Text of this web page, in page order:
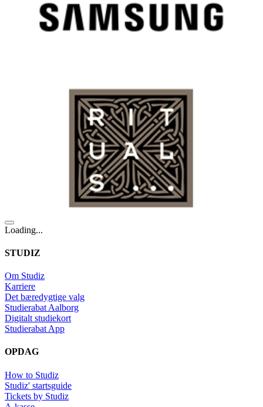
Loading...
STUDIZ
Om Studiz
Karriere
Det bæredygtige valg
Studierabat Aalborg
Digitalt studiekort
Studierabat App
OPDAG
How to Studiz
Studiz' startsguide
Tickets by Studiz